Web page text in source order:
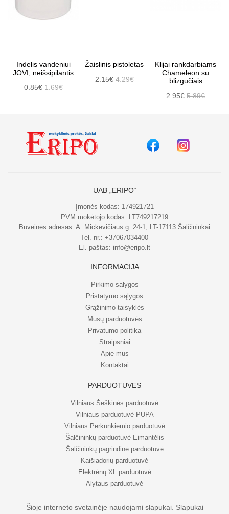
Indelis vandeniui
JOVI, neišsipilantis
0.85€1.69€
Žaislinis pistoletas
2.15€ 4.29€
Klijai rankdarbiams
Chameleon su
blizgučiais
2.95€5.89€
UAB „ERIPO“
Įmonės kodas: 174921721
PVM mokėtojo kodas: LT749217219
Buveinės adresas: A. Mickevičiaus g. 24-1, LT-17113 Šalčininkai
Tel. nr.: +37067034400
El. paštas: info@eripo.lt
INFORMACIJA
Pirkimo sąlygos
Pristatymo sąlygos
Grąžinimo taisyklės
Mūsų parduotuvės
Privatumo politika
Straipsniai
Apie mus
Kontaktai
PARDUOTUVĖS
Vilniaus Šeškinės parduotuvė
Vilniaus parduotuvė PUPA
Vilniaus Perkūnkiemio parduotuvė
Šalčininkų parduotuvė Eimantėlis
Šalčininkų pagrindinė parduotuvė
Kaišiadorių parduotuvė
Elektrėnų XL parduotuvė
Alytaus parduotuvė
Šioje interneto svetainėje naudojami slapukai. Slapukai